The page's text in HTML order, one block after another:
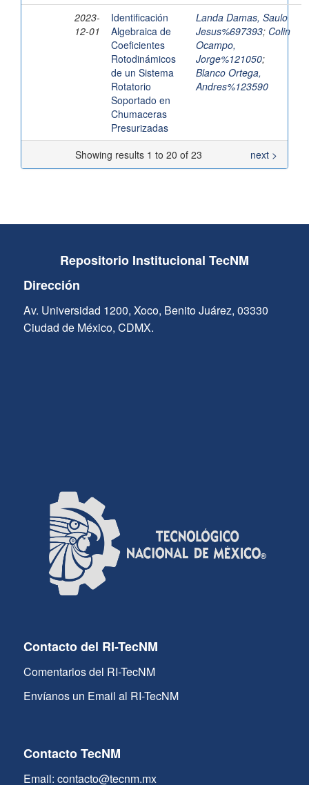
2023-
12-01
Identificación
Algebraica de
Coeficientes
Rotodinámicos
de un Sistema
Rotatorio
Soportado en
Chumaceras
Presurizadas
Landa Damas, Saulo
Jesus%697393; Colin
Ocampo,
Jorge%121050;
Blanco Ortega,
Andres%123590
Showing results 1 to 20 of 23 next >
Repositorio Institucional TecNM
Dirección
Av. Universidad 1200, Xoco, Benito Juárez, 03330
Ciudad de México, CDMX.
Contacto del RI-TecNM
Comentarios del RI-TecNM
Envíanos un Email al RI-TecNM
Contacto TecNM
Email: contacto@tecnm.mx